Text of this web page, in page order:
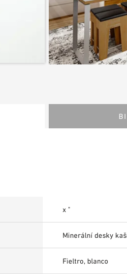
x "
Minerální desky
Fieltro, blanco